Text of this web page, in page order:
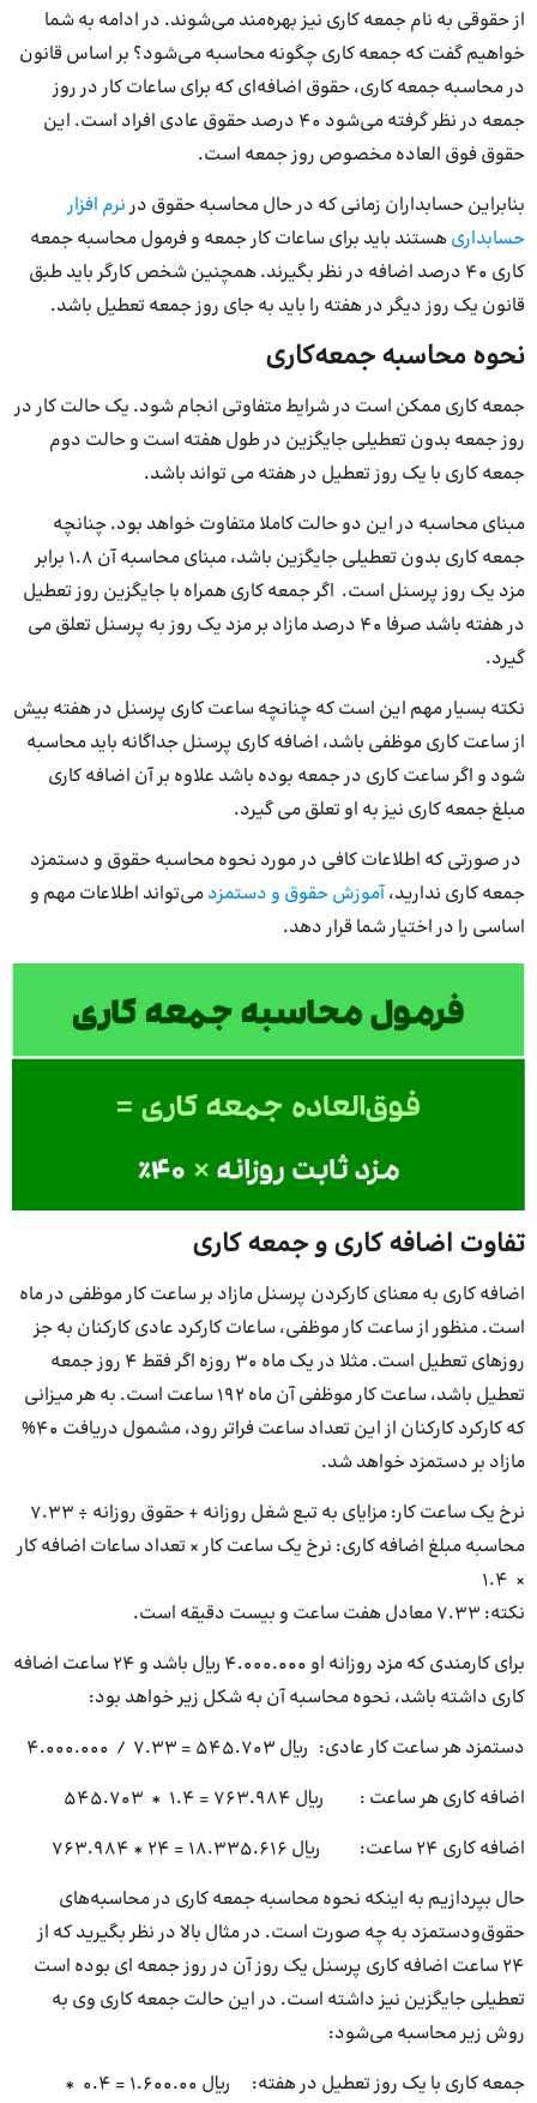
از حقوقی به نام جمعه کاری نیز بهره‌مند می‌شوند. در ادامه به شما
خواهیم گفت که جمعه کاری چگونه محاسبه می‌شود؟ بر اساس قانون
در محاسبه جمعه کاری، حقوق اضافه‌ای که برای ساعات کار در روز
جمعه در نظر گرفته می‌شود 40 درصد حقوق عادی افراد است. این
حقوق فوق العاده مخصوص روز جمعه است.
بنابراین حسابداران زمانی که در حال محاسبه حقوق درنرم افزار
حسابداریهستند باید برای ساعات کار جمعه و فرمول محاسبه جمعه
کاری 40 درصد اضافه در نظر بگیرند. همچنین شخص کارگر باید طبق
قانون یک روز دیگر در هفته را باید به جای روز جمعه تعطیل باشد.
نحوه محاسبه جمعه‌کاری
جمعه کاری ممکن است در شرایط متفاوتی انجام شود. یک حالت کار در
روز جمعه بدون تعطیلی جایگزین در طول هفته است و حالت دوم
جمعه کاری با یک روز تعطیل در هفته می تواند باشد.
مبنای محاسبه در این دو حالت کاملا متفاوت خواهد بود. چنانچه
جمعه کاری بدون تعطیلی جایگزین باشد، مبنای محاسبه آن 1.8 برابر
مزد یک روز پرسنل است. اگر جمعه کاری همراه با جایگزین روز تعطیل
در هفته باشد صرفا 40 درصد مازاد بر مزد یک روز به پرسنل تعلق می
گیرد.
نکته بسیار مهم این است که چنانچه ساعت کاری پرسنل در هفته بیش
از ساعت کاری موظفی باشد، اضافه کاری پرسنل جداگانه باید محاسبه
شود و اگر ساعت کاری در جمعه بوده باشد علاوه بر آن اضافه کاری
مبلغ جمعه کاری نیز به او تعلق می گیرد.
در صورتی که اطلاعات کافی در مورد نحوه محاسبه حقوق و دستمزد
جمعه کاری ندارید،آموزش حقوق و دستمزدمی‌تواند اطلاعات مهم و
اساسی را در اختیار شما قرار دهد.
تفاوت اضافه کاری و جمعه کاری
اضافه کاری به معنای کارکردن پرسنل مازاد بر ساعت کار موظفی در ماه
است. منظور از ساعت کار موظفی، ساعات کارکرد عادی کارکنان به جز
روزهای تعطیل است. مثلا در یک ماه 30 روزه اگر فقط 4 روز جمعه
تعطیل باشد، ساعت کار موظفی آن ماه 192 ساعت است. به هر میزانی
که کارکرد کارکنان از این تعداد ساعت فراتر رود، مشمول دریافت 40%
مازاد بر دستمزد خواهد شد.
نرخ یک ساعت کار: مزایای به تبع شغل روزانه + حقوق روزانه ÷ 7.33
محاسبه مبلغ اضافه کاری: نرخ یک ساعت کار × تعداد ساعات اضافه کار
× 1.4
نکته: 7.33 معادل هفت ساعت و بیست دقیقه است.
برای کارمندی که مزد روزانه او 4.000.000 ریال باشد و 24 ساعت اضافه
کاری داشته باشد، نحوه محاسبه آن به شکل زیر خواهد بود:
دستمزد هر ساعت کار عادی: ریال 545.703 = 7.33 / 4.000.000
اضافه کاری هر ساعت : ریال 763.984 = 1.4 * 545.703
اضافه کاری 24 ساعت: ریال 18.335.616 = 24 * 763.984
حال بپردازیم به اینکه نحوه محاسبه جمعه کاری در محاسبه‌های
حقوق‌ودستمزد به چه صورت است. در مثال بالا در نظر بگیرید که از
24 ساعت اضافه کاری پرسنل یک روز آن در روز جمعه ای بوده است
تعطیلی جایگزین نیز داشته است. در این حالت جمعه کاری وی به
روش زیر محاسبه می‌شود:
جمعه کاری با یک روز تعطیل در هفته: ریال 1.600.00 = 0.4 *